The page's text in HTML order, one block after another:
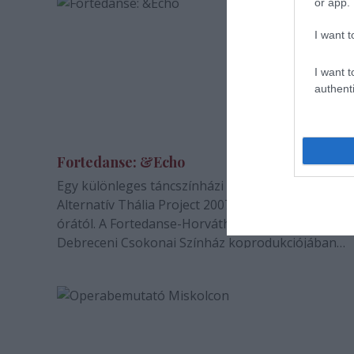
I want
I want
Fortedanse: &Echo
Egy különleges táncszínházi estre invitálja Önöket
Alternatív Thália Project 2007. január 24-én este 7
órától. A Fortedanse-Horváth Csaba Társulata és a
Debreceni Csokonai Színház koprodukciójában